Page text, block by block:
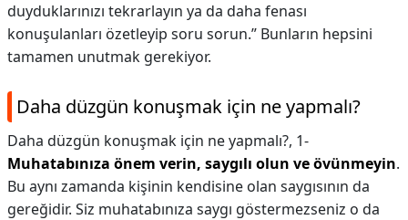
duyduklarınızı tekrarlayın ya da daha fenası
konuşulanları özetleyip soru sorun.” Bunların hepsini
tamamen unutmak gerekiyor.
Daha düzgün konuşmak için ne yapmalı?
Daha düzgün konuşmak için ne yapmalı?, 1-
Muhatabınıza önem verin, saygılı olun ve övünmeyin.
Bu aynı zamanda kişinin kendisine olan saygısının da
gereğidir. Siz muhatabınıza saygı göstermezseniz o da